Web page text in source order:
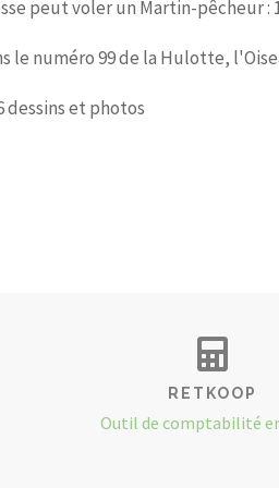
peut voler un Martin-pêcheur :
le numéro 99 de la Hulotte,
dessins et photos
RETKOOP
Outil de comptabilité